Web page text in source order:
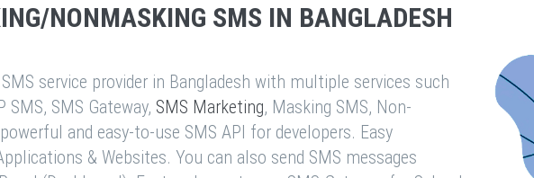
NONMASKING SMS IN BANGLADESH
SMS service provider in Bangladesh with multiple services such
SMS, SMS Gateway, SMS Marketing, Masking SMS, Non-
and easy-to-use SMS API for developers. Easy
& Websites. You can also send SMS messages